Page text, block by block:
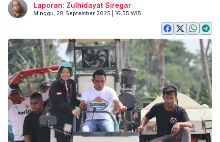
Laporan: Zulhidayat Siregar
Minggu, 28 September 2025 | 16:55 WIB